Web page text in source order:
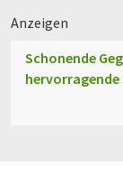
Anzeigen
Schonende